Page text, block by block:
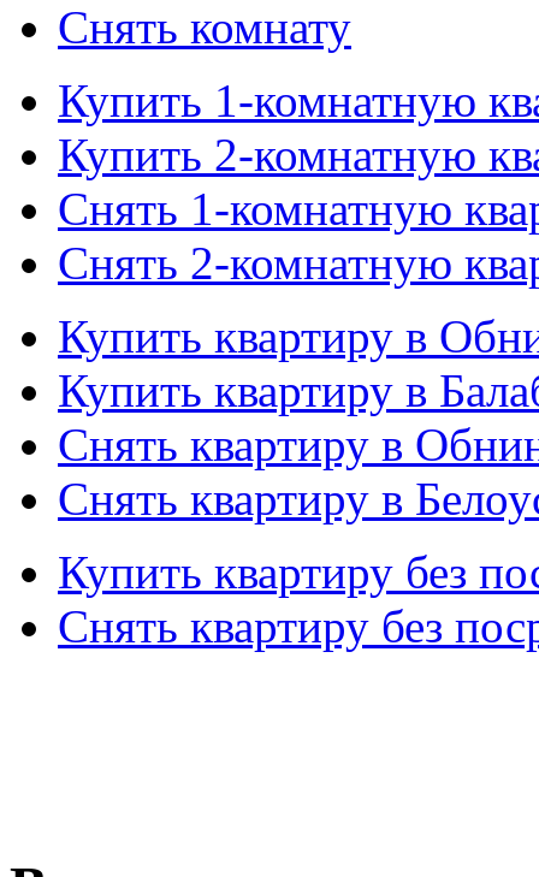
Снять комнату
Купить 1-комнатную
Купить 2-комнатную
Снять 1-комнатную
Снять 2-комнатную
Купить квартиру в
Купить квартиру в
Снять квартиру в
Снять квартиру в
Купить квартиру без
Снять квартиру без